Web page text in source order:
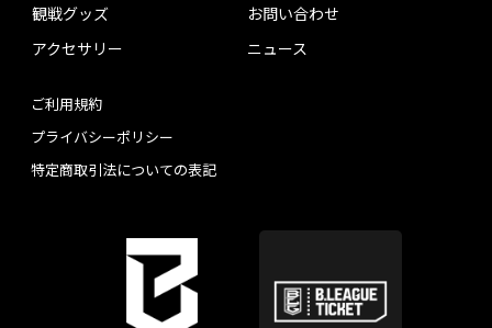
観戦グッズ
アクセサリー
お問い合わせ
ニュース
ご利用規約
プライバシーポリシー
特定商取引法についての表記